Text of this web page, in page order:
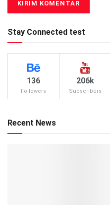
Stay Connected test
136
Followers
206k
Subscribers
Recent News